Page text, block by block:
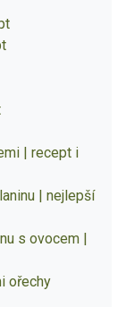
| recept i
| nejlepší
s ovocem |
ořechy